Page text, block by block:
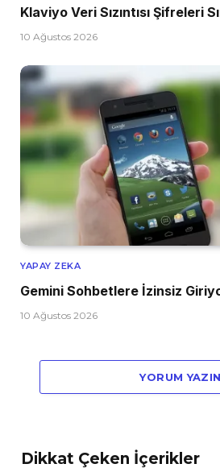
Klaviyo Veri Sızıntısı Şifreleri
10 Ağustos 2026
YAPAY ZEKA
Gemini Sohbetlere İzinsiz
10 Ağustos 2026
YORUM YAZIN
Dikkat Çeken İçerikler